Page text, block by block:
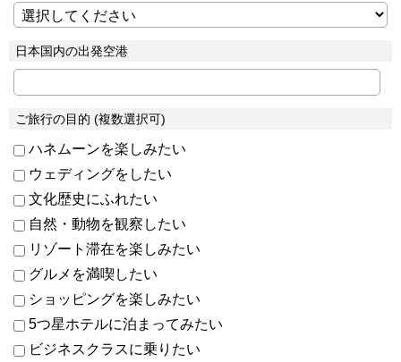
日本国内の出発空港
ご旅行の目的 (複数選択可)
ハネムーンを楽しみたい
ウェディングをしたい
文化歴史にふれたい
自然・動物を観察したい
リゾート滞在を楽しみたい
グルメを満喫したい
ショッピングを楽しみたい
5つ星ホテルに泊まってみたい
ビジネスクラスに乗りたい